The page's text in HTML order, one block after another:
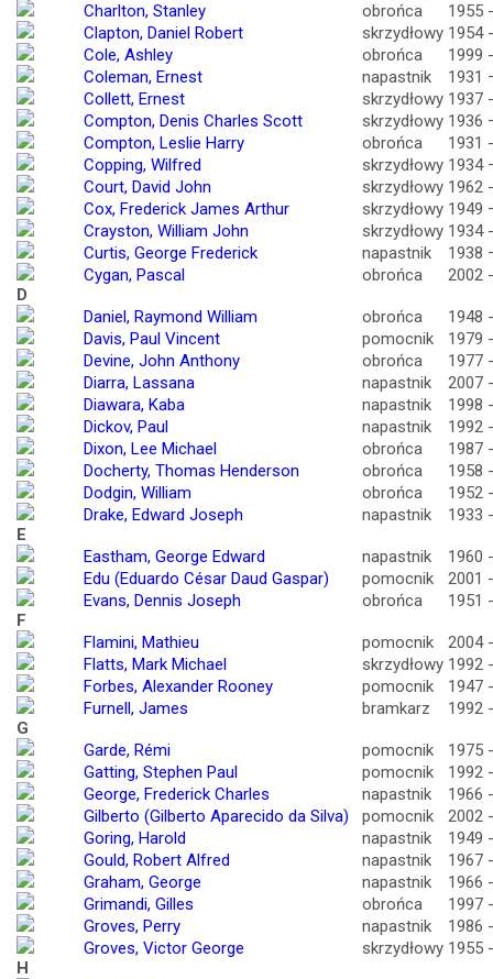
Charlton, Stanley
obrońca
1955
Clapton, Daniel Robert
skrzydłowy 1954
Cole, Ashley
obrońca
1999
Coleman, Ernest
napastnik
1931
Collett, Ernest
skrzydłowy 1937
Compton, Denis Charles Scott
skrzydłowy 1936
Compton, Leslie Harry
obrońca
1931
Copping, Wilfred
skrzydłowy 1934
Court, David John
skrzydłowy 1962
Cox, Frederick James Arthur
skrzydłowy 1949
Crayston, William John
skrzydłowy 1934
Curtis, George Frederick
napastnik
1938
Cygan, Pascal
obrońca
2002
D
Daniel, Raymond William
obrońca
1948
Davis, Paul Vincent
pomocnik
1979
Devine, John Anthony
obrońca
1977
Diarra, Lassana
napastnik
2007
Diawara, Kaba
napastnik
1998
Dickov, Paul
napastnik
1992
Dixon, Lee Michael
obrońca
1987
Docherty, Thomas Henderson
obrońca
1958
Dodgin, William
obrońca
1952
Drake, Edward Joseph
napastnik
1933
E
Eastham, George Edward
napastnik
1960
Edu (Eduardo César Daud Gaspar)
pomocnik
2001
Evans, Dennis Joseph
obrońca
1951
F
Flamini, Mathieu
pomocnik
2004
Flatts, Mark Michael
skrzydłowy 1992
Forbes, Alexander Rooney
pomocnik
1947
Furnell, James
bramkarz
1992
G
Garde, Rémi
pomocnik
1975
Gatting, Stephen Paul
pomocnik
1992
George, Frederick Charles
napastnik
1966
Gilberto (Gilberto Aparecido da Silva)
pomocnik
2002
Goring, Harold
napastnik
1949
Gould, Robert Alfred
napastnik
1967
Graham, George
napastnik
1966
Grimandi, Gilles
obrońca
1997
Groves, Perry
napastnik
1986
Groves, Victor George
skrzydłowy 1955
H